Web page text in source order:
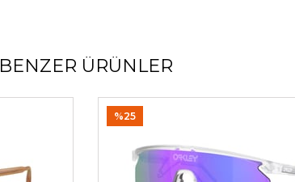
BENZER ÜRÜNLER
%25